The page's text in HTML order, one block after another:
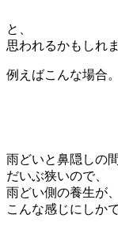
と、
思われるかもしれ
例えばこんな場合。
雨どいと鼻隠しの
だいぶ狭いので、
雨どい側の養生が、
こんな感じにしか